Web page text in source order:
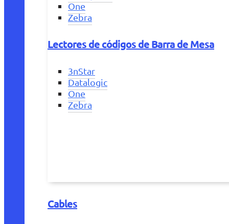
One
Zebra
Lectores de códigos de Barra de Mesa
3nStar
Datalogic
One
Zebra
Cables